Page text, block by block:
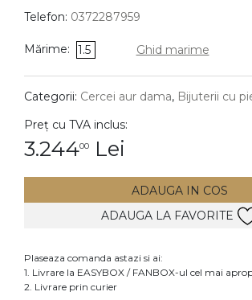
Lanturi
Pandantive
DIAMANTE
Cercei
Accesorii
Telefon: 0372287959
Mărime: 1.5 Ghid marime
Categorii: Cercei aur dama, Bijuterii cu
Preț cu TVA inclus:
3.24400 Lei
ADAUGA IN COS
ADAUGA LA FAVORITE
Plaseaza comanda astazi si ai:
1. Livrare la EASYBOX / FANBOX-ul cel mai
2. Livrare prin curier